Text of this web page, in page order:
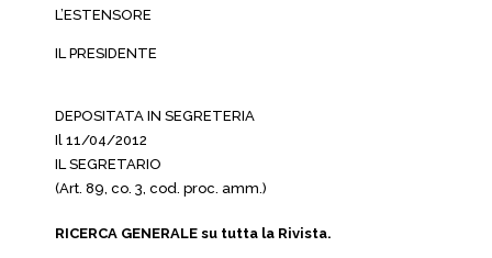
L’ESTENSORE
IL PRESIDENTE
DEPOSITATA IN SEGRETERIA
Il 11/04/2012
IL SEGRETARIO
(Art. 89, co. 3, cod. proc. amm.)
RICERCA GENERALE su tutta la Rivista.